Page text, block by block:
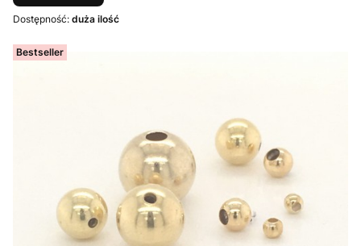
Dostępność: duża ilość
Bestseller